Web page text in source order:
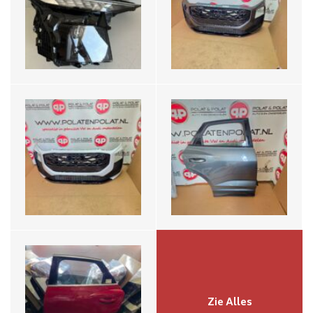
Voorbumper LS9R
€1199,-
Rechts Achter LZ7S
€795,-
Audi Q3 Sportback Portier
Deur Links Achter
€695,-
Zie Alles